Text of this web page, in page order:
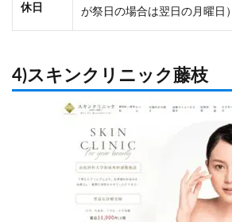
休日
が祭日の場合は翌日の月曜日）
4)スキンクリニック藤枝